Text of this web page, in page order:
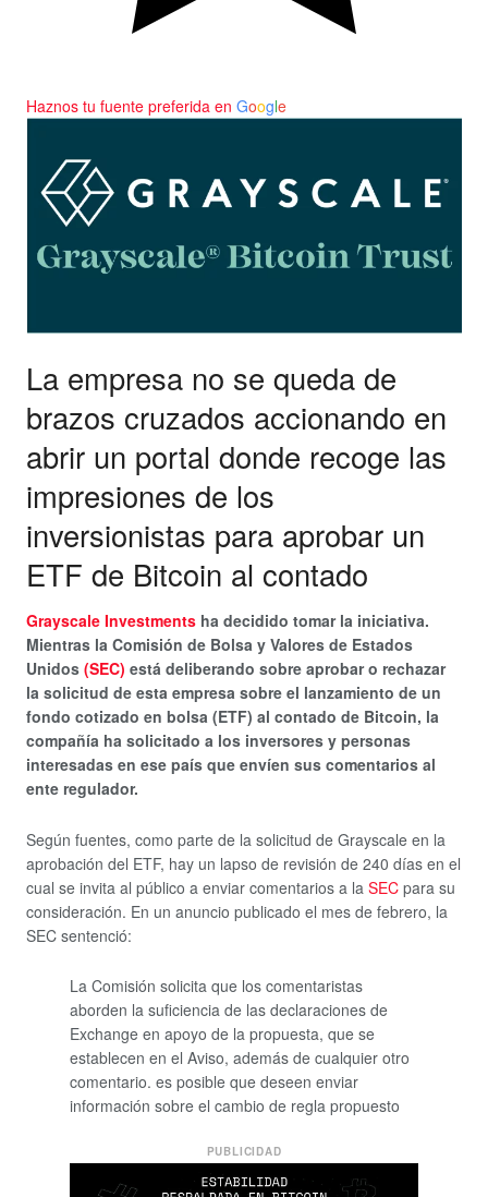
Haznos tu fuente preferida en Google
La empresa no se queda de
brazos cruzados accionando en
abrir un portal donde recoge las
impresiones de los
inversionistas para aprobar un
ETF de Bitcoin al contado
Grayscale Investments ha decidido tomar la iniciativa.
Mientras la Comisión de Bolsa y Valores de Estados
Unidos (SEC) está deliberando sobre aprobar o rechazar
la solicitud de esta empresa sobre el lanzamiento de un
fondo cotizado en bolsa (ETF) al contado de Bitcoin, la
compañía ha solicitado a los inversores y personas
interesadas en ese país que envíen sus comentarios al
ente regulador.
Según fuentes, como parte de la solicitud de Grayscale en la
aprobación del ETF, hay un lapso de revisión de 240 días en el
cual se invita al público a enviar comentarios a la SEC para su
consideración. En un anuncio publicado el mes de febrero, la
SEC sentenció:
La Comisión solicita que los comentaristas
aborden la suficiencia de las declaraciones de
Exchange en apoyo de la propuesta, que se
establecen en el Aviso, además de cualquier otro
comentario. es posible que deseen enviar
información sobre el cambio de regla propuesto
PUBLICIDAD